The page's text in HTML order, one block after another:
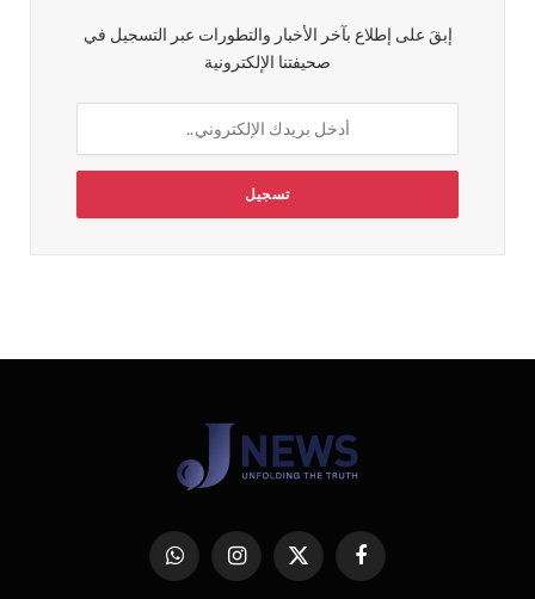
إبقَ على إطلاع بآخر الأخبار والتطورات عبر التسجيل في
صحيفتنا الإلكترونية
فيسبوك
X
الانستغرامواتساب